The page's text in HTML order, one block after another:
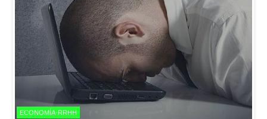
ECONOMÍA-RRHH